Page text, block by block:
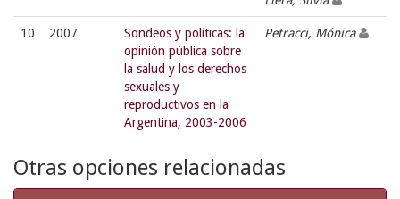
10 2007
Sondeos y políticas: la
opinión pública sobre
la salud y los derechos
sexuales y
reproductivos en la
Argentina, 2003-2006
Petracci, Mónica
Otras opciones relacionadas